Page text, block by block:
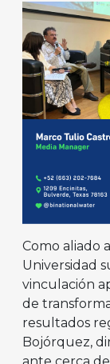
Como aliado
Universidad
vinculación
de
resultados
Bojórquez,